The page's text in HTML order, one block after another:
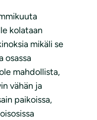
kolataan
mikäli se
osassa
mahdollista,
vähän ja
paikoissa,